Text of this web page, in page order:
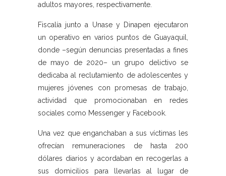
adultos mayores, respectivamente.
Fiscalía junto a Unase y Dinapen ejecutaron
un operativo en varios puntos de Guayaquil,
donde –según denuncias presentadas a fines
de mayo de 2020– un grupo delictivo se
dedicaba al reclutamiento de adolescentes y
mujeres jóvenes con promesas de trabajo,
actividad que promocionaban en redes
sociales como Messenger y Facebook.
Una vez que enganchaban a sus víctimas les
ofrecían remuneraciones de hasta 200
dólares diarios y acordaban en recogerlas a
sus domicilios para llevarlas al lugar de